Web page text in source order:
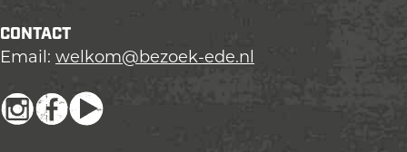
CONTACT
Email: welkom@bezoek-ede.nl
I
F
Y